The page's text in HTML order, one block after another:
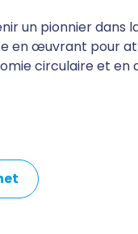
un pionnier dans
en œuvrant pour
circulaire et en